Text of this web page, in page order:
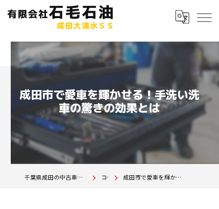
成田市で愛車を輝かせる！手洗い洗
車の驚きの効果とは
千葉県成田の中古車は有限会社石毛石油 成田大清水SS コラム 成田市で愛車を輝かせる！手洗い洗車の驚きの効果とは